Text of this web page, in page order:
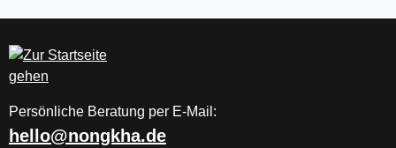
Persönliche Beratung per E-Mail:
hello@nongkha.de